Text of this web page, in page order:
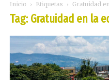
Inicio Etiquetas Gratuidad
Tag: Gratuidad en la